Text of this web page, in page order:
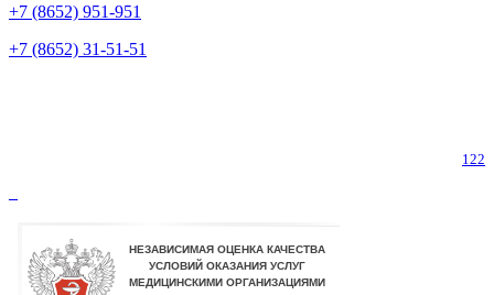
+7 (8652) 951-951
+7 (8652) 31-51-51
122